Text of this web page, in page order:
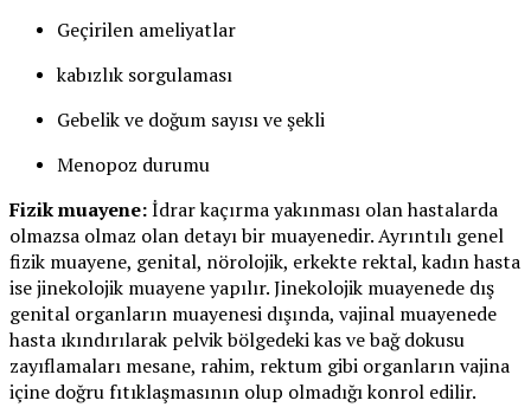
Geçirilen ameliyatlar
kabızlık sorgulaması
Gebelik ve doğum sayısı ve şekli
Menopoz durumu
Fizik muayene:İdrar kaçırma yakınması olan hastalarda
olmazsa olmaz olan detayı bir muayenedir. Ayrıntılı genel
fizik muayene, genital, nörolojik, erkekte rektal, kadın hasta
ise jinekolojik muayene yapılır. Jinekolojik muayenede dış
genital organların muayenesi dışında, vajinal muayenede
hasta ıkındırılarak pelvik bölgedeki kas ve bağ dokusu
zayıflamaları mesane, rahim, rektum gibi organların vajina
içine doğru fıtıklaşmasının olup olmadığı konrol edilir.